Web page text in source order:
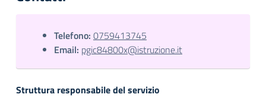
Telefono: 0759413745
Email: pgic84800x@istruzione.it
Struttura responsabile del servizio